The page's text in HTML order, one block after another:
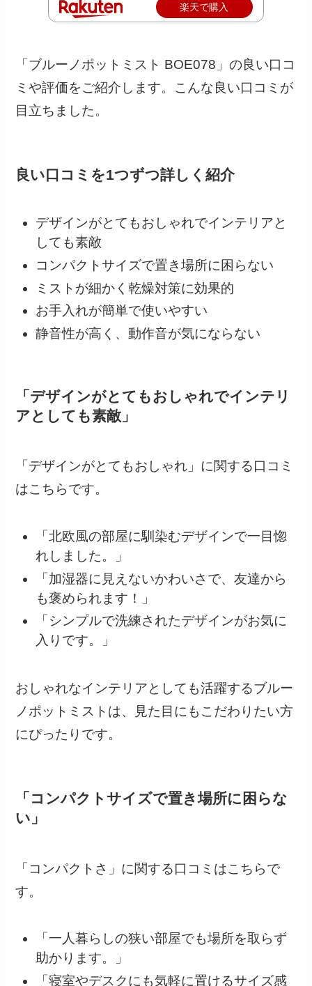
楽天で購入
「ブルーノポットミスト BOE078」の良い口コ
ミや評価をご紹介します。こんな良い口コミが
目立ちました。
良い口コミを1つずつ詳しく紹介
デザインがとてもおしゃれでインテリアと
しても素敵
コンパクトサイズで置き場所に困らない
ミストが細かく乾燥対策に効果的
お手入れが簡単で使いやすい
静音性が高く、動作音が気にならない
「デザインがとてもおしゃれでインテリ
アとしても素敵」
「デザインがとてもおしゃれ」に関する口コミ
はこちらです。
「北欧風の部屋に馴染むデザインで一目惚
れしました。」
「加湿器に見えないかわいさで、友達から
も褒められます！」
「シンプルで洗練されたデザインがお気に
入りです。」
おしゃれなインテリアとしても活躍するブルー
ノポットミストは、見た目にもこだわりたい方
にぴったりです。
「コンパクトサイズで置き場所に困らな
い」
「コンパクトさ」に関する口コミはこちらで
す。
「一人暮らしの狭い部屋でも場所を取らず
助かります。」
「寝室やデスクにも気軽に置けるサイズ感